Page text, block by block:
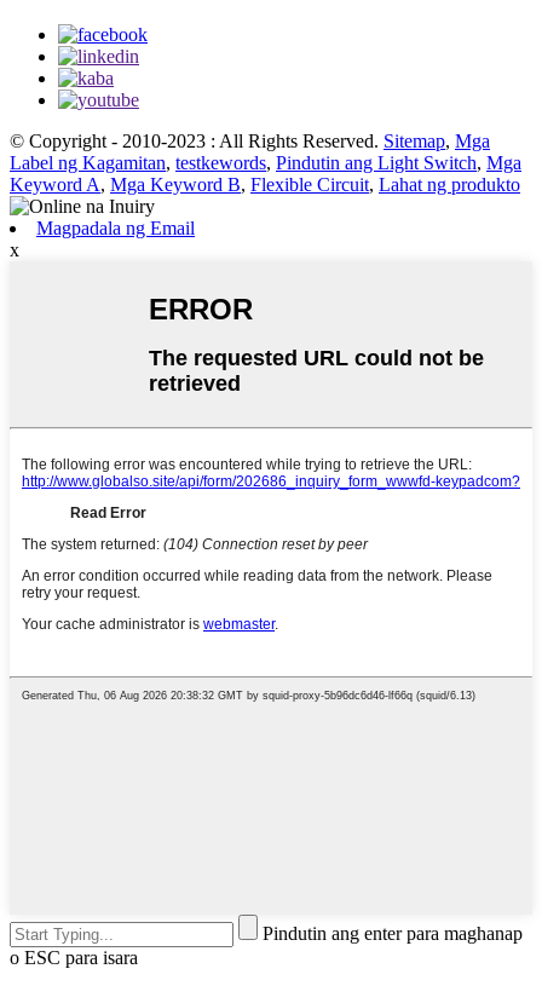
© Copyright - 2010-2023 : All Rights Reserved. Sitemap, Mga
Label ng Kagamitan, testkewords, Pindutin ang Light Switch, Mga
Keyword A, Mga Keyword B, Flexible Circuit, Lahat ng produkto
Magpadala ng Email
x
Pindutin ang enter para maghanap
o ESC para isara